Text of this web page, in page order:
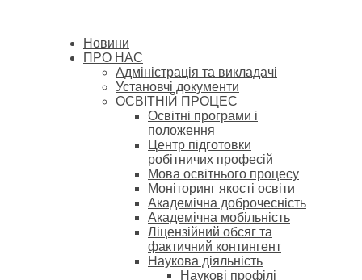
Новини
ПРО НАС
Адміністрація та викладачі
Установчі документи
ОСВІТНІЙ ПРОЦЕС
Освітні програми і
положення
Центр підготовки
робітничих професій
Мова освітнього процесу
Моніторинг якості освіти
Академічна доброчесність
Академічна мобільність
Ліцензійний обсяг та
фактичний контингент
Наукова діяльність
Наукові профілі